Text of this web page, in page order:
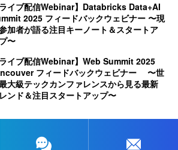
ライブ配信Webinar】Databricks Data+AI
2025 フィードバックウェビナー 〜現
加者が語る注目キーノート＆スタートア
〜
ライブ配信Webinar】Web Summit 2025
フィードバックウェビナー 〜世
大級テックカンファレンスから見る最新
ンド＆注目スタートアップ〜